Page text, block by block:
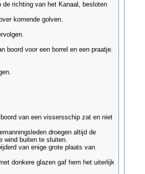
richting van het Kanaal, besloten
komende golven.
boord voor een borrel en een praatje.
van een vissersschip zat en niet
droegen altijd de
wind buiten te sluiten.
van enige grote plaats van
donkere glazen gaf hem het uiterlijk